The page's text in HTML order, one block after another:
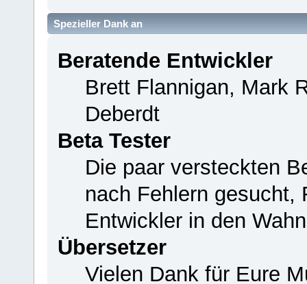
Spezieller Dank an
Beratende Entwickler
Brett Flannigan, Mark
Deberdt
Beta Tester
Die paar versteckten
nach Fehlern gesucht,
Entwickler in den
Übersetzer
Vielen Dank für Eure